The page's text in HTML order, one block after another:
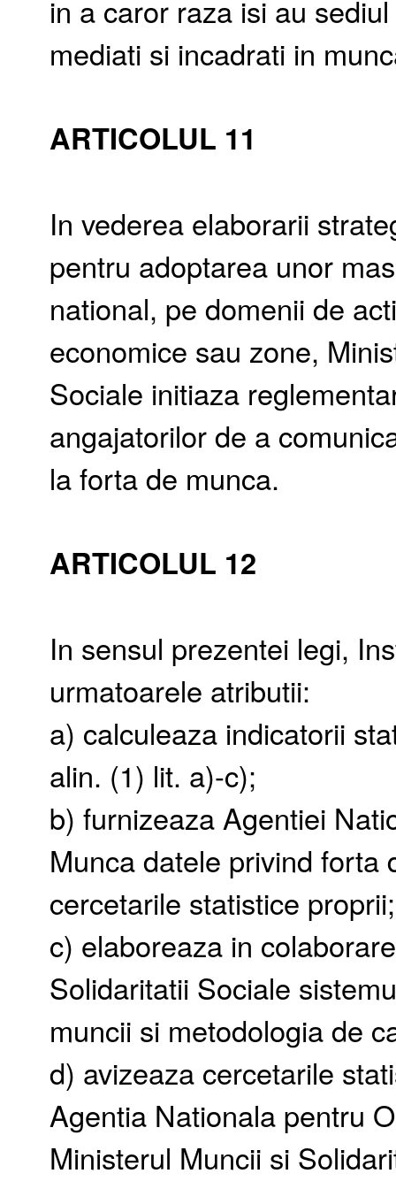
in a caror raza isi au
mediati si incadrati in
ARTICOLUL 11
In vederea elaborarii
pentru adoptarea unor
national, pe domenii de
economice sau zone,
Sociale initiaza
angajatorilor de a
la forta de munca.
ARTICOLUL 12
In sensul prezentei legi,
urmatoarele atributii:
a) calculeaza indicatorii
alin. (1) lit. a)-c);
b) furnizeaza Agentiei
Munca datele privind forta
cercetarile statistice proprii;
c) elaboreaza in
Solidaritatii Sociale
muncii si metodologia de
d) avizeaza cercetarile
Agentia Nationala pentru
Ministerul Muncii si